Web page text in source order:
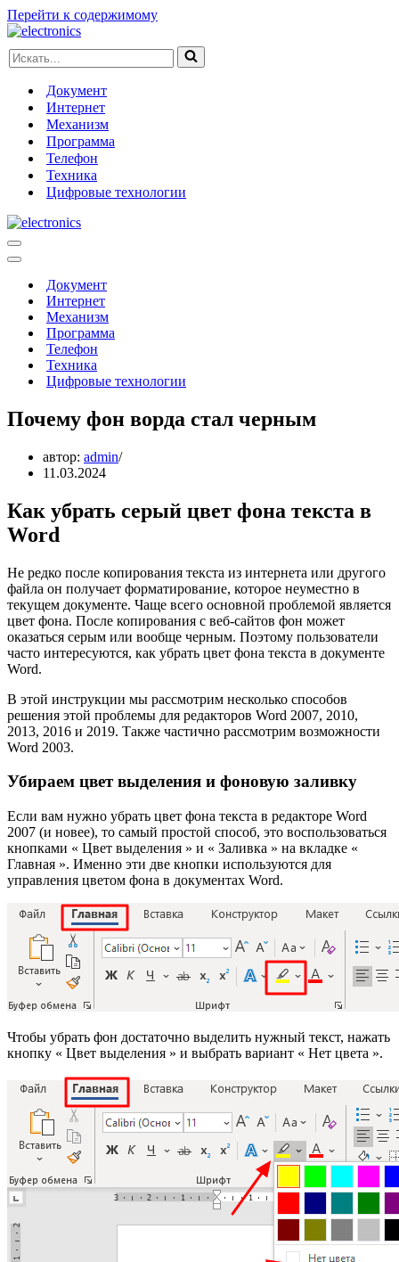
Перейти к содержимому
Искать...
Документ
Интернет
Механизм
Программа
Телефон
Техника
Цифровые технологии
Меню
навигации
Меню
навигацииДокумент
Интернет
Механизм
Программа
Телефон
Техника
Цифровые технологии
Почему фон ворда стал черным
автор: admin
11.03.2024
Как убрать серый цвет фона текста в
Word
Не редко после копирования текста из интернета или другого
файла он получает форматирование, которое неуместно в
текущем документе. Чаще всего основной проблемой является
цвет фона. После копирования с веб-сайтов фон может
оказаться серым или вообще черным. Поэтому пользователи
часто интересуются, как убрать цвет фона текста в документе
Word.
В этой инструкции мы рассмотрим несколько способов
решения этой проблемы для редакторов Word 2007, 2010,
2013, 2016 и 2019. Также частично рассмотрим возможности
Word 2003.
Убираем цвет выделения и фоновую заливку
Если вам нужно убрать цвет фона текста в редакторе Word
2007 (и новее), то самый простой способ, это воспользоваться
кнопками « Цвет выделения » и « Заливка » на вкладке «
Главная ». Именно эти две кнопки используются для
управления цветом фона в документах Word.
Чтобы убрать фон достаточно выделить нужный текст, нажать
кнопку « Цвет выделения » и выбрать вариант « Нет цвета ».